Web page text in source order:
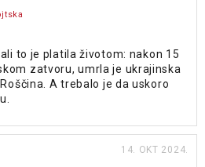
to je platila životom: nakon 15
zatvoru, umrla je ukrajinska
A trebalo je da uskoro
14. OKT 2024.